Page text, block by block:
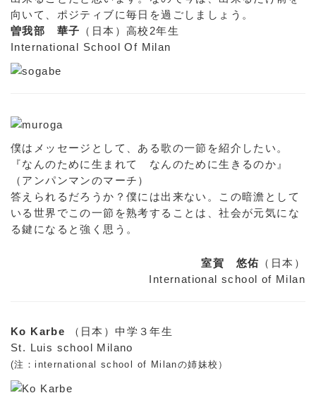
向いて、ポジティブに毎日を過ごしましょう。
曽我部 華子 （日本）高校2年生
International School Of Milan
僕はメッセージとして、ある歌の一節を紹介したい。
『なんのために生まれて なんのために生きるのか』
（アンパンマンのマーチ）
答えられるだろうか？僕には出来ない。この暗澹として
いる世界でこの一節を熟考することは、社会が元気にな
る鍵になると強く思う。
室賀 悠佑 （日本）
International school of Milan
Ko Karbe （日本）中学３年生
St. Luis school Milano
(注：international school of Milanの姉妹校）